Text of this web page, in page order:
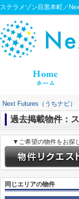
ステラメゾン目黒本町／
Next Futures（うちナビ）
過去掲載物件：
▼ご希望の物件をお探
同じエリアの物件